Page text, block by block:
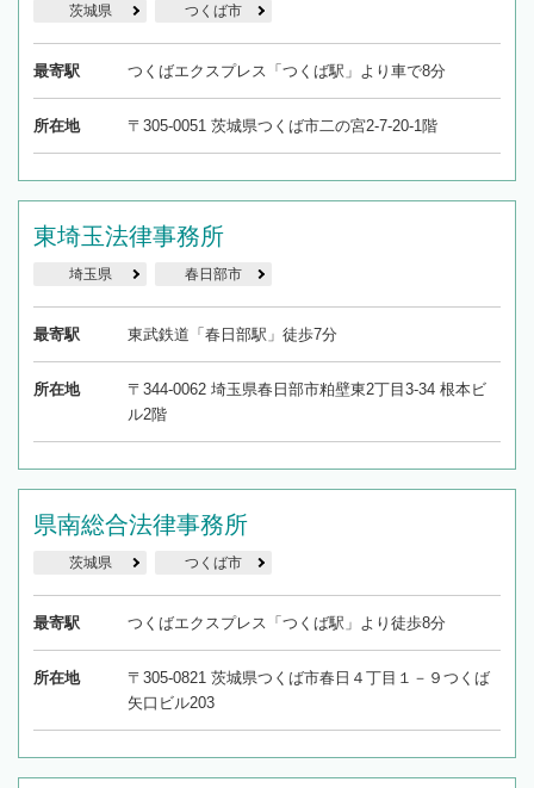
茨城県 つくば市
最寄駅 つくばエクスプレス「つくば駅」より車で8分
所在地 〒305-0051 茨城県つくば市二の宮2-7-20-1階
東埼玉法律事務所
埼玉県 春日部市
最寄駅 東武鉄道「春日部駅」徒歩7分
所在地
〒344-0062 埼玉県春日部市粕壁東2丁目3-34 根本ビ
ル2階
県南総合法律事務所
茨城県 つくば市
最寄駅 つくばエクスプレス「つくば駅」より徒歩8分
所在地
〒305-0821 茨城県つくば市春日４丁目１－９つくば
矢口ビル203